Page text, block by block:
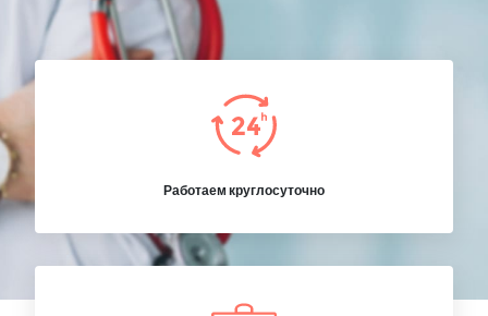
Работаем круглосуточно